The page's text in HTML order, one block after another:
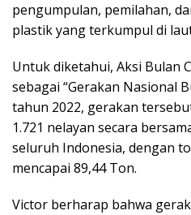
pengumpulan, pemilahan,
plastik yang terkumpul di
Untuk diketahui, Aksi Bulan
sebagai “Gerakan Nasional
tahun 2022, gerakan
1.721 nelayan secara
seluruh Indonesia, dengan
mencapai 89,44 Ton.
Victor berharap bahwa